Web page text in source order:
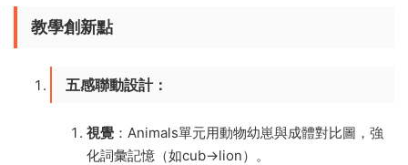
​教學創新點​
​五感聯動設計​​：
​視覺​ ​：Animals單元用動物幼崽與成體對比圖，強
化詞彙記憶（如cub→lion）。